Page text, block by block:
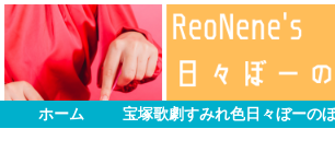
ホーム 宝塚歌劇すみれ色日々ぼーの